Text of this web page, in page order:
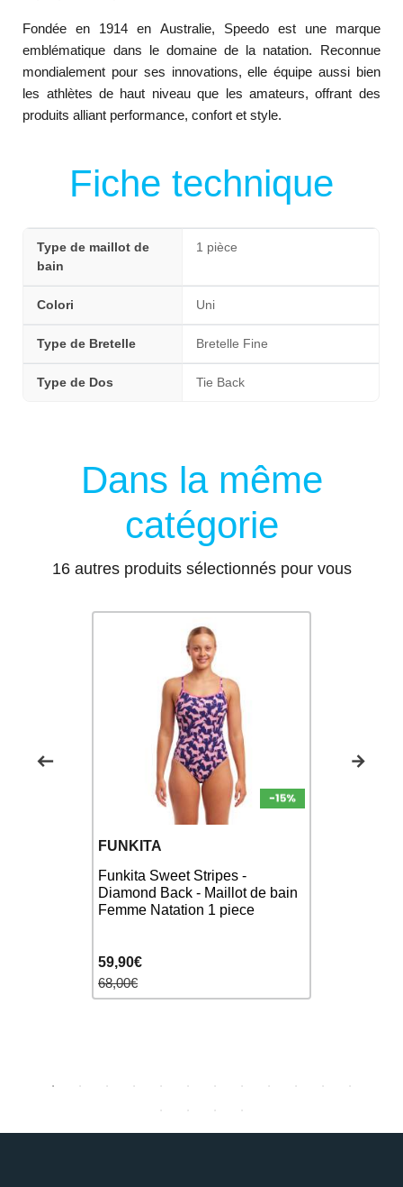
Fondée en 1914 en Australie, Speedo est une marque
emblématique dans le domaine de la natation. Reconnue
mondialement pour ses innovations, elle équipe aussi bien
les athlètes de haut niveau que les amateurs, offrant des
produits alliant performance, confort et style.
Fiche technique
Type de maillot de
bain
1 pièce
Colori Uni
Type de Bretelle Bretelle Fine
Type de Dos Tie Back
Dans la même
catégorie
16 autres produits sélectionnés pour vous
FUNKITA
Funkita Sweet Stripes -
Diamond Back - Maillot de bain
Femme Natation 1 piece
59,90€
68,00€